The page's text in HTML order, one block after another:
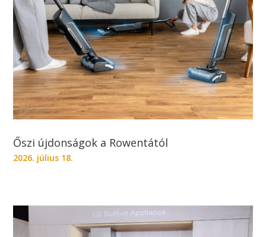
Őszi újdonságok a Rowentától
2026. július 18.